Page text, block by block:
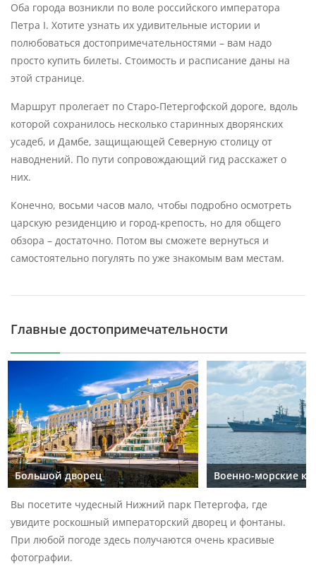
Техническая остановка
Предусмотрена пауза на 20–25 минут для отдыха.
Морская прогулка
видами на исторические форты Кронштадта, которые
веками охраняли подступы к Санкт-Петербургу.
Возвращение в Санкт-Петербург
Эта экскурсия — уникальная возможность за один
день прикоснуться к двум великим страницам
истории России: эпохе имперского великолепия и
славе военно-морского флота.
Оба города возникли по воле российского императора
Петра I. Хотите узнать их удивительные истории и
полюбоваться достопримечательностями – вам надо
просто купить билеты. Стоимость и расписание даны на
этой странице.
Маршрут пролегает по Старо-Петергофской дороге, вдоль
которой сохранилось несколько старинных дворянских
усадеб, и Дамбе, защищающей Северную столицу от
наводнений. По пути сопровождающий гид расскажет о
них.
Конечно, восьми часов мало, чтобы подробно осмотреть
царскую резиденцию и город-крепость, но для общего
обзора – достаточно. Потом вы сможете вернуться и
самостоятельно погулять по уже знакомым вам местам.
Главные достопримечательности
Большой дворец Военно-морские
Вы посетите чудесный Нижний парк Петергофа, где
увидите роскошный императорский дворец и фонтаны.
При любой погоде здесь получаются очень красивые
фотографии.